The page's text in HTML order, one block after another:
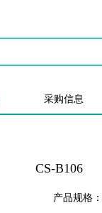
采购信息
CS-B106
产品规格：